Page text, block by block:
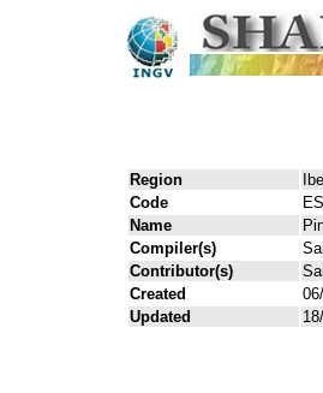
Region
Code
Name
Compiler(s)
Contributor(s)
Created
Updated